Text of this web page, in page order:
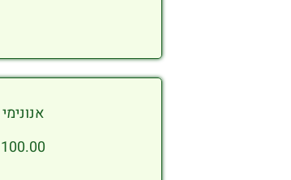
אנונימי
100.00